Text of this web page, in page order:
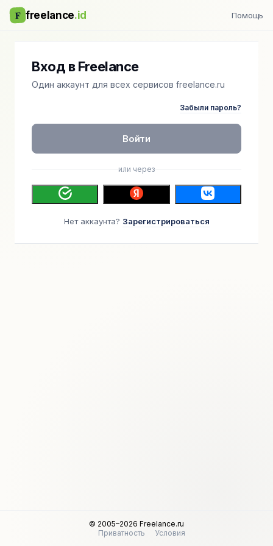
F freelance.id Помощь
Вход в Freelance
Один аккаунт для всех сервисов freelance.ru
Забыли пароль?
Войти
или через
Нет аккаунта? Зарегистрироваться
© 2005–2026 Freelance.ru
Приватность
Условия